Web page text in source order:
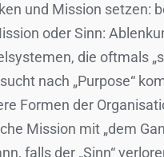
und Mission setzen:
oder Sinn:
die oftmals
nach „Purpose“
Formen der
Mission mit „dem
falls der „Sinn“